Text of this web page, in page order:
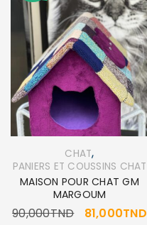
CHAT,
PANIERS ET COUSSINS CHAT
MAISON POUR CHAT GM
MARGOUM
90,000TND 81,000TND